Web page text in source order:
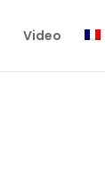
Video